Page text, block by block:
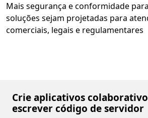
Mais segurança e conformidade
soluções sejam projetadas para
comerciais, legais e regulamentares
Crie aplicativos
escrever código de servidor